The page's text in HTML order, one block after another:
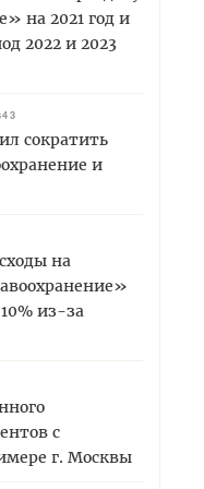
на 2021 год и
2022 и 2023
сократить
и
на
из-за
с
г. Москвы